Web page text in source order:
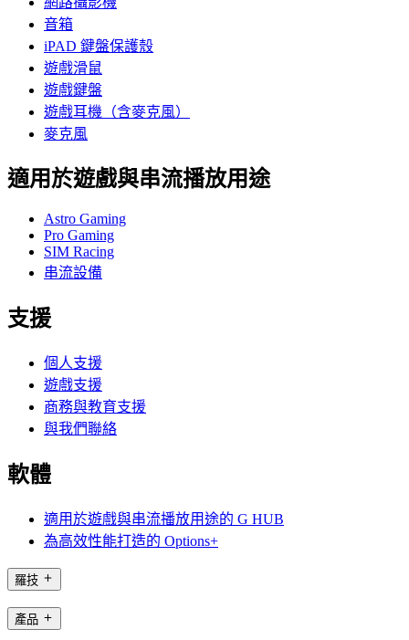
音箱
iPAD 鍵盤保護殼
遊戲滑鼠
遊戲鍵盤
遊戲耳機（含麥克風）
麥克風
適用於遊戲與串流播放用途
Astro Gaming
Pro Gaming
SIM Racing
串流設備
支援
個人支援
遊戲支援
商務與教育支援
與我們聯絡
軟體
適用於遊戲與串流播放用途的 G HUB
為高效性能打造的 Options+
羅技
產品